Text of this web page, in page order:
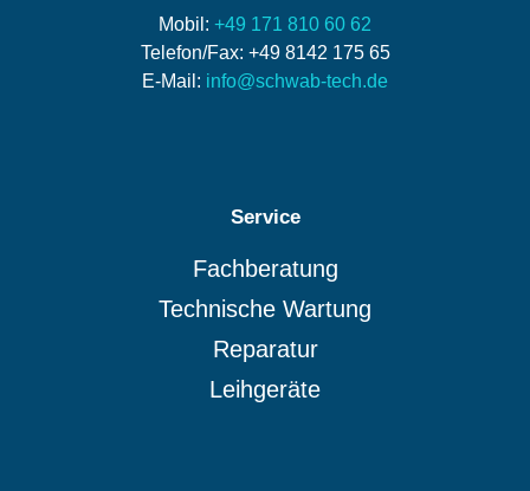
Mobil: +49 171 810 60 62
Telefon/Fax: +49 8142 175 65
E-Mail: info@schwab-tech.de
Service
Fachberatung
Technische Wartung
Reparatur
Leihgeräte